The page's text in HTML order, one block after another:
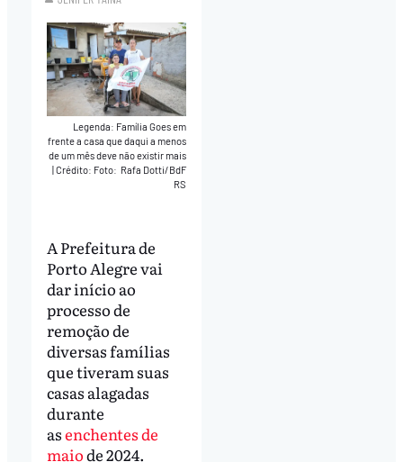
Legenda: Família Goes em
frente a casa que daqui a menos
de um mês deve não existir mais
|Crédito: Foto: Rafa Dotti/BdF
RS
A Prefeitura de
Porto Alegre vai
dar início ao
processo de
remoção de
diversas famílias
que tiveram suas
casas alagadas
durante
asenchentes de
maiode 2024.